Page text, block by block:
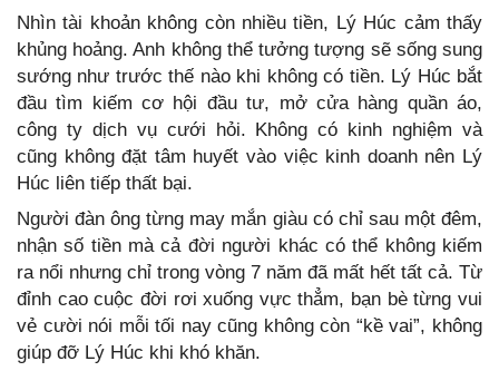
Nhìn tài khoản không còn nhiều tiền, Lý Húc cảm thấy
khủng hoảng. Anh không thể tưởng tượng sẽ sống sung
sướng như trước thế nào khi không có tiền. Lý Húc bắt
đầu tìm kiếm cơ hội đầu tư, mở cửa hàng quần áo,
công ty dịch vụ cưới hỏi. Không có kinh nghiệm và
cũng không đặt tâm huyết vào việc kinh doanh nên Lý
Húc liên tiếp thất bại.
Người đàn ông từng may mắn giàu có chỉ sau một đêm,
nhận số tiền mà cả đời người khác có thể không kiếm
ra nổi nhưng chỉ trong vòng 7 năm đã mất hết tất cả. Từ
đỉnh cao cuộc đời rơi xuống vực thẳm, bạn bè từng vui
vẻ cười nói mỗi tối nay cũng không còn “kề vai”, không
giúp đỡ Lý Húc khi khó khăn.